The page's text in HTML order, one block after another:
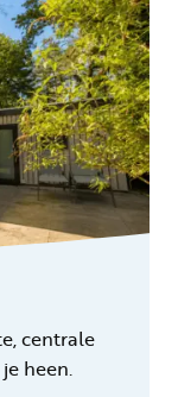
centrale
heen.